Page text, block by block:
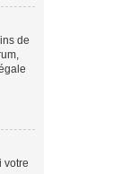
de
votre